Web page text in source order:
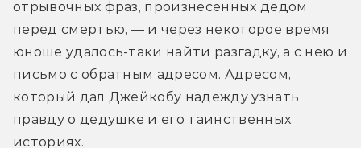
отрывочных фраз, произнесённых дедом
перед смертью, — и через некоторое время
юноше удалось-таки найти разгадку, а с нею и
письмо с обратным адресом. Адресом,
который дал Джейкобу надежду узнать
правду о дедушке и его таинственных
историях.